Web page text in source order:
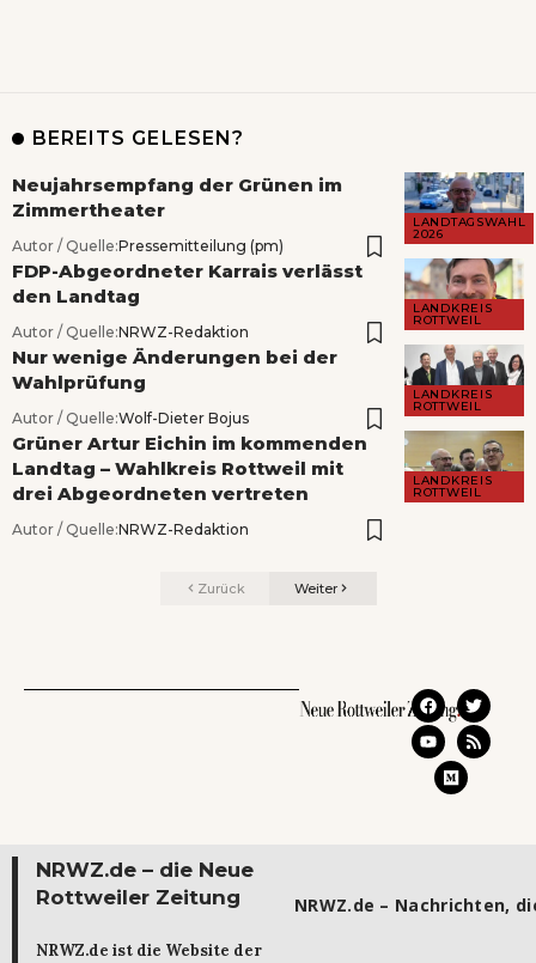
BEREITS GELESEN?
LANDTAGSWAHL
2026
Neujahrsempfang der Grünen im
Zimmertheater
Autor / Quelle:Pressemitteilung (pm)
LANDKREIS
ROTTWEIL
FDP-Abgeordneter Karrais verlässt
den Landtag
Autor / Quelle:NRWZ-Redaktion
LANDKREIS
ROTTWEIL
Nur wenige Änderungen bei der
Wahlprüfung
Autor / Quelle:Wolf-Dieter Bojus
LANDKREIS
ROTTWEIL
Grüner Artur Eichin im kommenden
Landtag – Wahlkreis Rottweil mit
drei Abgeordneten vertreten
Autor / Quelle:NRWZ-Redaktion
Zurück Weiter
NRWZ.de – die Neue
Rottweiler Zeitung
NRWZ.de ist die Website der
NRWZ.de – Nachrichten,